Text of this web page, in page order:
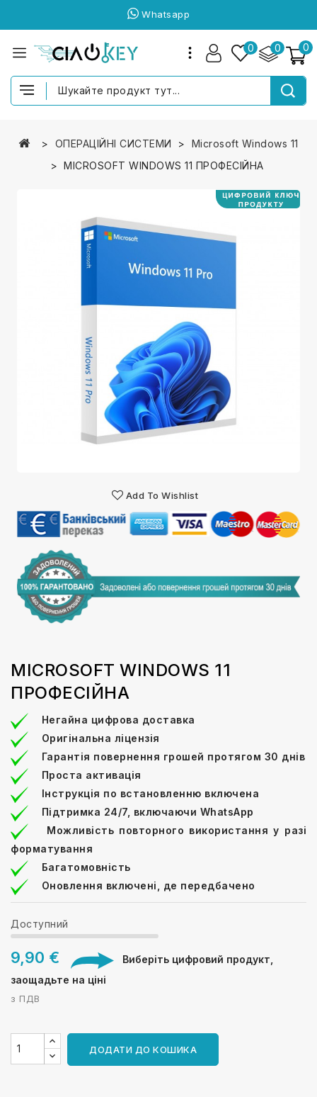
Whatsapp
0
0
0
ОПЕРАЦІЙНІ СИСТЕМИ
Microsoft Windows 11
MICROSOFT WINDOWS 11 ПРОФЕСІЙНА
Add To Wishlist
MICROSOFT WINDOWS 11
ПРОФЕСІЙНА
Негайна цифрова доставка
Оригінальна ліцензія
Гарантія повернення грошей протягом 30 днів
Проста активація
Інструкція по встановленню включена
Підтримка 24/7, включаючи WhatsApp
Можливість повторного використання у разі
форматування
Багатомовність
Оновлення включені, де передбачено
Доступний
9,90 €
Виберіть цифровий продукт,
заощадьте на ціні
з ПДВ
ДОДАТИ ДО КОШИКА